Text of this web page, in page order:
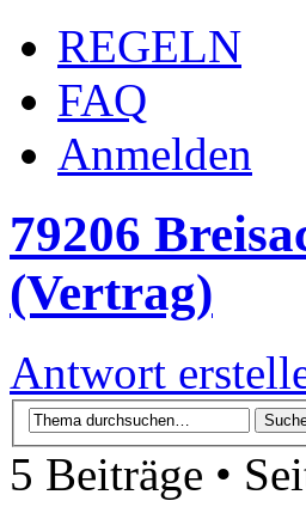
REGELN
FAQ
Anmelden
79206
(Vertrag)
Antwort
5 Beiträge •